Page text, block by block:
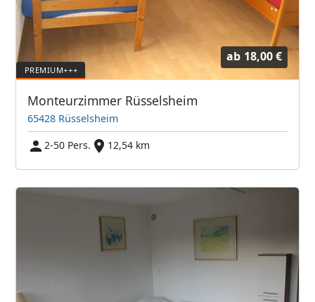
ab 18,00 €
Monteurzimmer Rüsselsheim
65428 Rüsselsheim
2-50 Pers.
12,54 km